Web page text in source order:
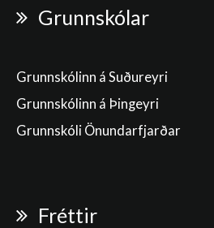
Grunnskólar
Grunnskólinn á Suðureyri
Grunnskólinn á Þingeyri
Grunnskóli Önundarfjarðar
Fréttir